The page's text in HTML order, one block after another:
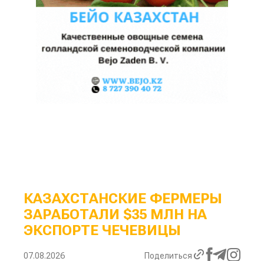
КАЗАХСТАНСКИЕ ФЕРМЕРЫ
ЗАРАБОТАЛИ $35 МЛН НА
ЭКСПОРТЕ ЧЕЧЕВИЦЫ
07.08.2026 Поделиться